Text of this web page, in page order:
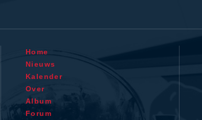
Home
Nieuws
Kalender
Over
Album
Forum